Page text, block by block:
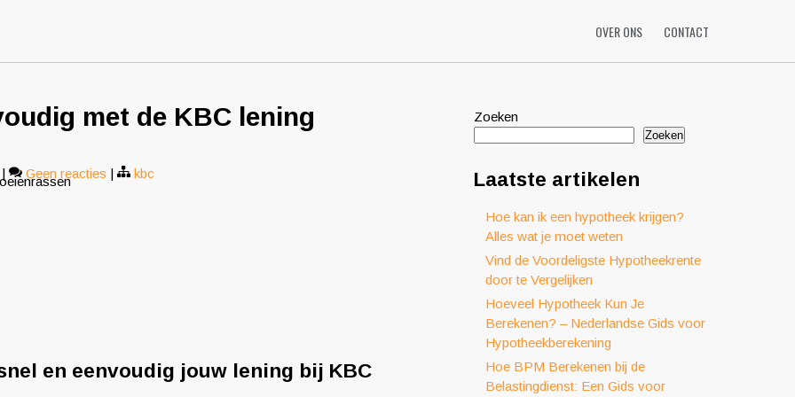
OVER ONS CONTACT
met de KBC lening
| Geen reacties | kbc
en eenvoudig jouw lening bij KBC
Zoeken
Zoeken
Laatste artikelen
Hoe kan ik een hypotheek krijgen?
Alles wat je moet weten
Vind de Voordeligste Hypotheekrente
door te Vergelijken
Hoeveel Hypotheek Kun Je
Berekenen? – Nederlandse Gids voor
Hypotheekberekening
Hoe BPM Berekenen bij de
Belastingdienst: Een Gids voor